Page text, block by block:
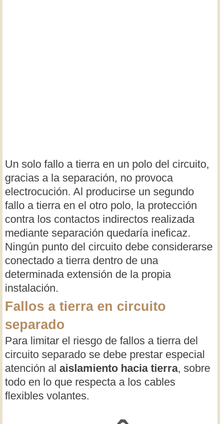
Un solo fallo a tierra en un polo del circuito,
gracias a la separación, no provoca
electrocución. Al producirse un segundo
fallo a tierra en el otro polo, la protección
contra los contactos indirectos realizada
mediante separación quedaría ineficaz.
Ningún punto del circuito debe considerarse
conectado a tierra dentro de una
determinada extensión de la propia
instalación.
Fallos a tierra en circuito
separado
Para limitar el riesgo de fallos a tierra del
circuito separado se debe prestar especial
atención al aislamiento hacia tierra, sobre
todo en lo que respecta a los cables
flexibles volantes.